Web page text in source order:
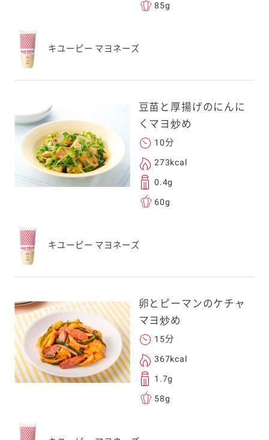
85g
キユーピー マヨネーズ
豆苗と厚揚げのにんに
くマヨ炒め
10分
273kcal
0.4g
60g
キユーピー マヨネーズ
卵とピーマンのケチャ
マヨ炒め
15分
367kcal
1.7g
58g